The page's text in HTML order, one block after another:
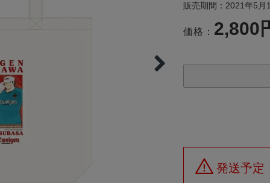
販売期間：2021年5
価格： 2,800
発送予定